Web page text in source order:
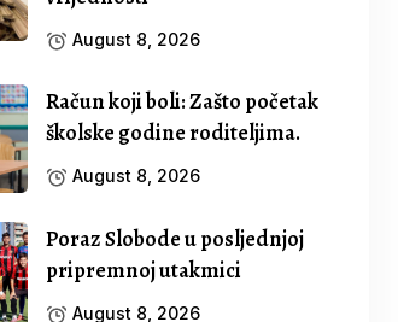
August 8, 2026
Račun koji boli: Zašto početak
školske godine roditeljima.
August 8, 2026
Poraz Slobode u posljednjoj
pripremnoj utakmici
August 8, 2026